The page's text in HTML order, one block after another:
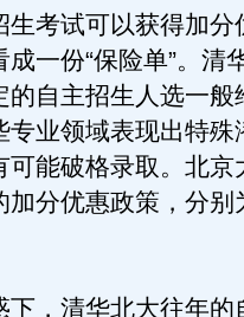
考试可以获得加分
一份“保险单”。清
的自主招生人选一般
专业领域表现出特殊
可能破格录取。北京
加分优惠政策，分
，清华北大往年的